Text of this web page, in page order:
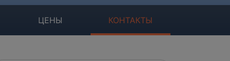
ЦЕНЫ КОНТАКТЫ